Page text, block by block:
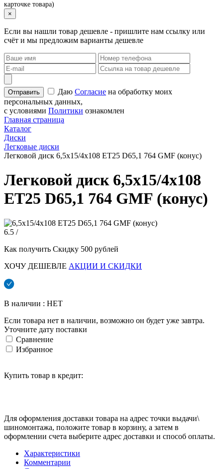
карточке товара)
×
Если вы нашли товар дешевле - пришлите нам ссылку или
счёт и мы предложим варианты дешевле
Даю Согласие на обработку моих
персональных данных,
с условиями Политики ознакомлен
Главная страница
Каталог
Диски
Легковые диски
Легковой диск 6,5x15/4x108 ET25 D65,1 764 GMF (конус)
Легковой диск 6,5x15/4x108
ET25 D65,1 764 GMF (конус)
6.5 /
Как получить Скидку 500 рублей
ХОЧУ ДЕШЕВЛЕ АКЦИИ И СКИДКИ
В наличии : НЕТ
Если товара нет в наличии, возможно он будет уже завтра.
Уточните дату поставки
Сравнение
Избранное
Купить товар в кредит:
Для оформления доставки товара на адрес точки выдачи\
шиномонтажа, положите товар в корзину, а затем в
оформлении счета выберите адрес доставки и способ оплаты.
Характеристики
Комментарии